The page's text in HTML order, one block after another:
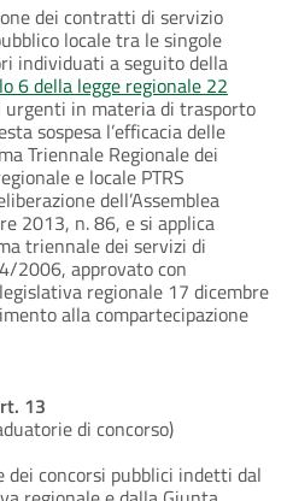
dei contratti di servizio
locale tra le singole
individuati a seguito della
6 della legge regionale 22
urgenti in materia di trasporto
sospesa l’efficacia delle
Triennale Regionale dei
e locale PTRS
dell’Assemblea
2013, n. 86, e si applica
triennale dei servizi di
2006, approvato con
regionale 17 dicembre
alla compartecipazione
13
di concorso)
dei concorsi pubblici indetti dal